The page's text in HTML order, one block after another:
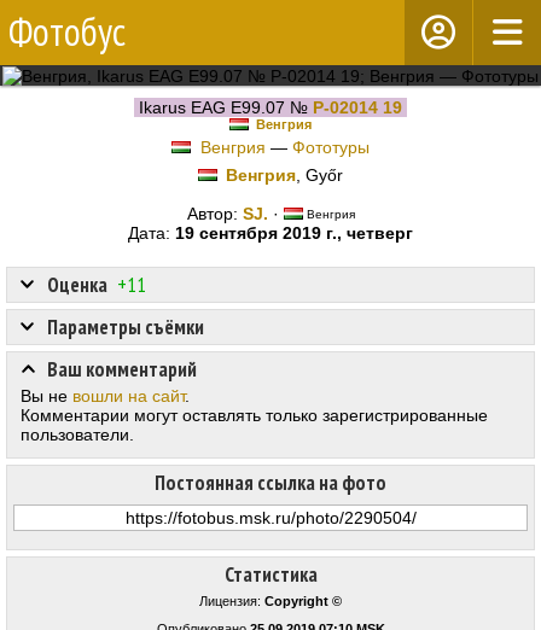
Фотобус
Ikarus EAG E99.07 № P-02014 19
Венгрия
Венгрия — Фототуры
Венгрия , Győr
Автор: SJ. · Венгрия
Дата: 19 сентября 2019 г., четверг
Статистика
Лицензия: Copyright ©
Оценка +11
Постоянная ссылка на фото
Параметры съёмки
Ваш комментарий
Вы не вошли на сайт.
Комментарии могут оставлять только зарегистрированные
пользователи.